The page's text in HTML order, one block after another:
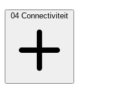
04 Connectiviteit